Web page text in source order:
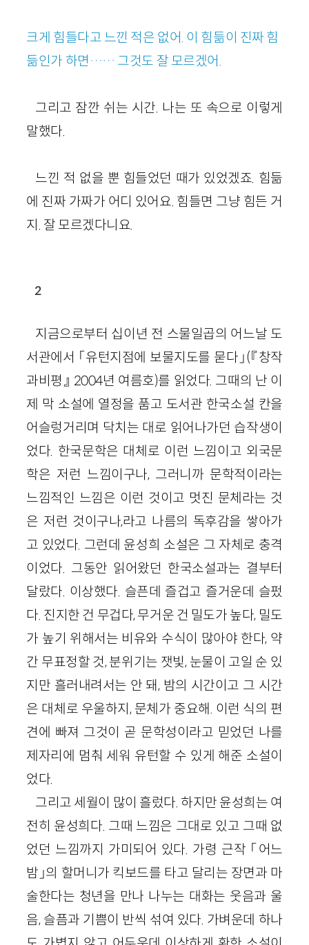
크게 힘들다고 느낀 적은 없어. 이 힘듦이 진짜 힘
듦인가 하면…… 그것도 잘 모르겠어.
그리고 잠깐 쉬는 시간. 나는 또 속으로 이렇게
말했다.
느낀 적 없을 뿐 힘들었던 때가 있었겠죠. 힘듦
에 진짜 가짜가 어디 있어요. 힘들면 그냥 힘든 거
지. 잘 모르겠다니요.
2
지금으로부터 십이년 전 스물일곱의 어느날 도
서관에서 「유턴지점에 보물지도를 묻다」(『창작
과비평』 2004년 여름호)를 읽었다. 그때의 난 이
제 막 소설에 열정을 품고 도서관 한국소설 칸을
어슬렁거리며 닥치는 대로 읽어나가던 습작생이
었다. 한국문학은 대체로 이런 느낌이고 외국문
학은 저런 느낌이구나, 그러니까 문학적이라는
느낌적인 느낌은 이런 것이고 멋진 문체라는 것
은 저런 것이구나,라고 나름의 독후감을 쌓아가
고 있었다. 그런데 윤성희 소설은 그 자체로 충격
이었다. 그동안 읽어왔던 한국소설과는 결부터
달랐다. 이상했다. 슬픈데 즐겁고 즐거운데 슬펐
다. 진지한 건 무겁다, 무거운 건 밀도가 높다, 밀도
가 높기 위해서는 비유와 수식이 많아야 한다, 약
간 무표정할 것, 분위기는 잿빛, 눈물이 고일 순 있
지만 흘러내려서는 안 돼, 밤의 시간이고 그 시간
은 대체로 우울하지, 문체가 중요해. 이런 식의 편
견에 빠져 그것이 곧 문학성이라고 믿었던 나를
제자리에 멈춰 세워 유턴할 수 있게 해준 소설이
었다.
그리고 세월이 많이 흘렀다. 하지만 윤성희는 여
전히 윤성희다. 그때 느낌은 그대로 있고 그때 없
었던 느낌까지 가미되어 있다. 가령 근작 「어느
밤」의 할머니가 킥보드를 타고 달리는 장면과 마
술한다는 청년을 만나 나누는 대화는 웃음과 울
음, 슬픔과 기쁨이 반씩 섞여 있다. 가벼운데 하나